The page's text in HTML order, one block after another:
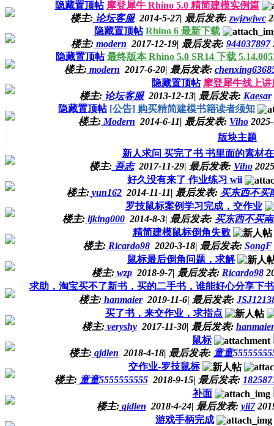
隐藏置顶帖 摩登犀牛 Rhino 5.0 精简建模实例篇
楼主: 论坛客服 2014-5-27| 最后发表: zwjzwjwc
隐藏置顶帖 Rhino 6 最新下载
楼主: modern 2017-12-19| 最后发表: 944037897
隐藏置顶帖 最终版本 Rhino 5.0 SR14 下载
楼主: modern 2017-6-20| 最后发表:
隐藏置顶帖 摩登犀牛线上
楼主: 论坛客服 2013-12-13| 最后发表: Kaesar
隐藏置顶帖 [公告] 购买精简建模书籍读者须知
楼主: Modern 2014-6-11| 最后发表: Viho
版块主题
新人求问 买完了书 书里面的素材
楼主: 吾志 2017-11-29| 最后发表: Viho
好久没有来了 作业练习 wii
楼主: yun162 2014-11-11| 最后发表: 买东西不买
罗技鼠标案例学习完成，交作业
楼主: ljking000 2014-8-3| 最后发表: 买东西不买
精简建模鼠标倒角失败
楼主: Ricardo98 2020-3-18| 最后发表: SongF
鼠标最后倒角问题，求解
楼主: wzp 2018-9-7| 最后发表: Ricardo98
求助，淘宝买不了新书，买的二手书，谁能好心分享下
楼主: hanmaier 2019-11-6| 最后发表:
买了书，来交作业，求指点
楼主: veryshy 2017-11-30| 最后发表: hanmaier
鼠标
楼主: qjdlen 2018-4-18| 最后发表: 童童
交作业-罗技鼠标
楼主: 童童5555555555 2018-9-15| 最后发表:
补面
楼主: qjdlen 2018-4-24| 最后发表: yii7
游戏手柄完成